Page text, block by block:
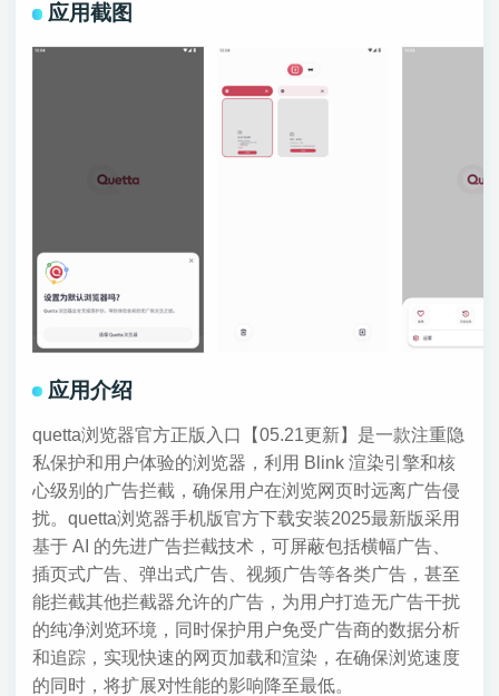
应用截图
应用介绍
quetta浏览器官方正版入口【05.21更新】是一款注重隐
私保护和用户体验的浏览器，利用 Blink 渲染引擎和核
心级别的广告拦截，确保用户在浏览网页时远离广告侵
扰。quetta浏览器手机版官方下载安装2025最新版采用
基于 AI 的先进广告拦截技术，可屏蔽包括横幅广告、
插页式广告、弹出式广告、视频广告等各类广告，甚至
能拦截其他拦截器允许的广告，为用户打造无广告干扰
的纯净浏览环境，同时保护用户免受广告商的数据分析
和追踪，实现快速的网页加载和渲染，在确保浏览速度
的同时，将扩展对性能的影响降至最低。